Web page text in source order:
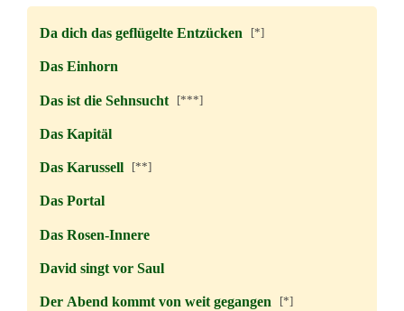
Da dich das geflügelte Entzücken [*]
Das Einhorn
Das ist die Sehnsucht[***]
Das Kapitäl
Das Karussell [**]
Das Portal
Das Rosen-Innere
David singt vor Saul
Der Abend kommt von weit gegangen [*]